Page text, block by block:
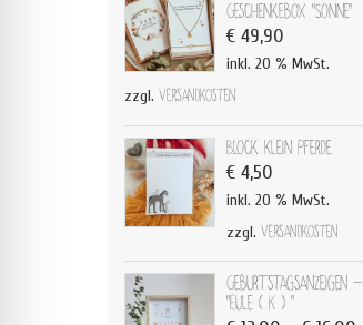
Geschenkebox "Sonne"
€49,90
inkl. 20 % MwSt.
zzgl. Versandkosten
Block klein Pferde
€4,50
inkl. 20 % MwSt.
zzgl. Versandkosten
Geburtstagsanzeigen -
"Eule ( K ) "